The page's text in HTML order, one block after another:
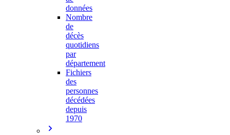
données
Nombre
de
décès
quotidiens
par
département
Fichiers
des
personnes
décédées
depuis
1970